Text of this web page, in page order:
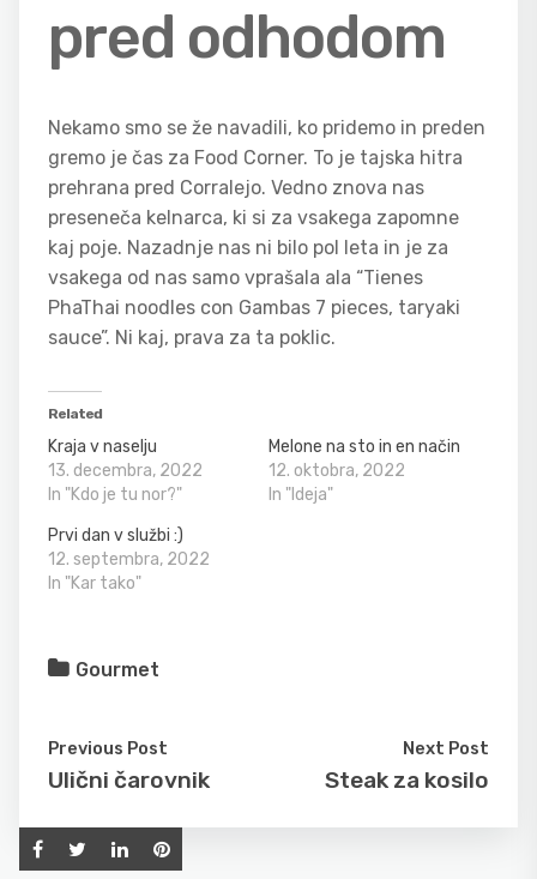
pred odhodom
Nekamo smo se že navadili, ko pridemo in preden
gremo je čas za Food Corner. To je tajska hitra
prehrana pred Corralejo. Vedno znova nas
preseneča kelnarca, ki si za vsakega zapomne
kaj poje. Nazadnje nas ni bilo pol leta in je za
vsakega od nas samo vprašala ala “Tienes
PhaThai noodles con Gambas 7 pieces, taryaki
sauce”. Ni kaj, prava za ta poklic.
Related
Kraja v naselju
13. decembra, 2022
In "Kdo je tu nor?"
Melone na sto in en način
12. oktobra, 2022
In "Ideja"
Prvi dan v službi :)
12. septembra, 2022
In "Kar tako"
Gourmet
Previous Post
Ulični čarovnik
Next Post
Steak za kosilo